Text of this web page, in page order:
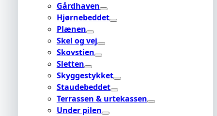
Gårdhaven
Hjørnebeddet
Plænen
Skel og vej
Skovstien
Sletten
Skyggestykket
Staudebeddet
Terrassen & urtekassen
Under pilen